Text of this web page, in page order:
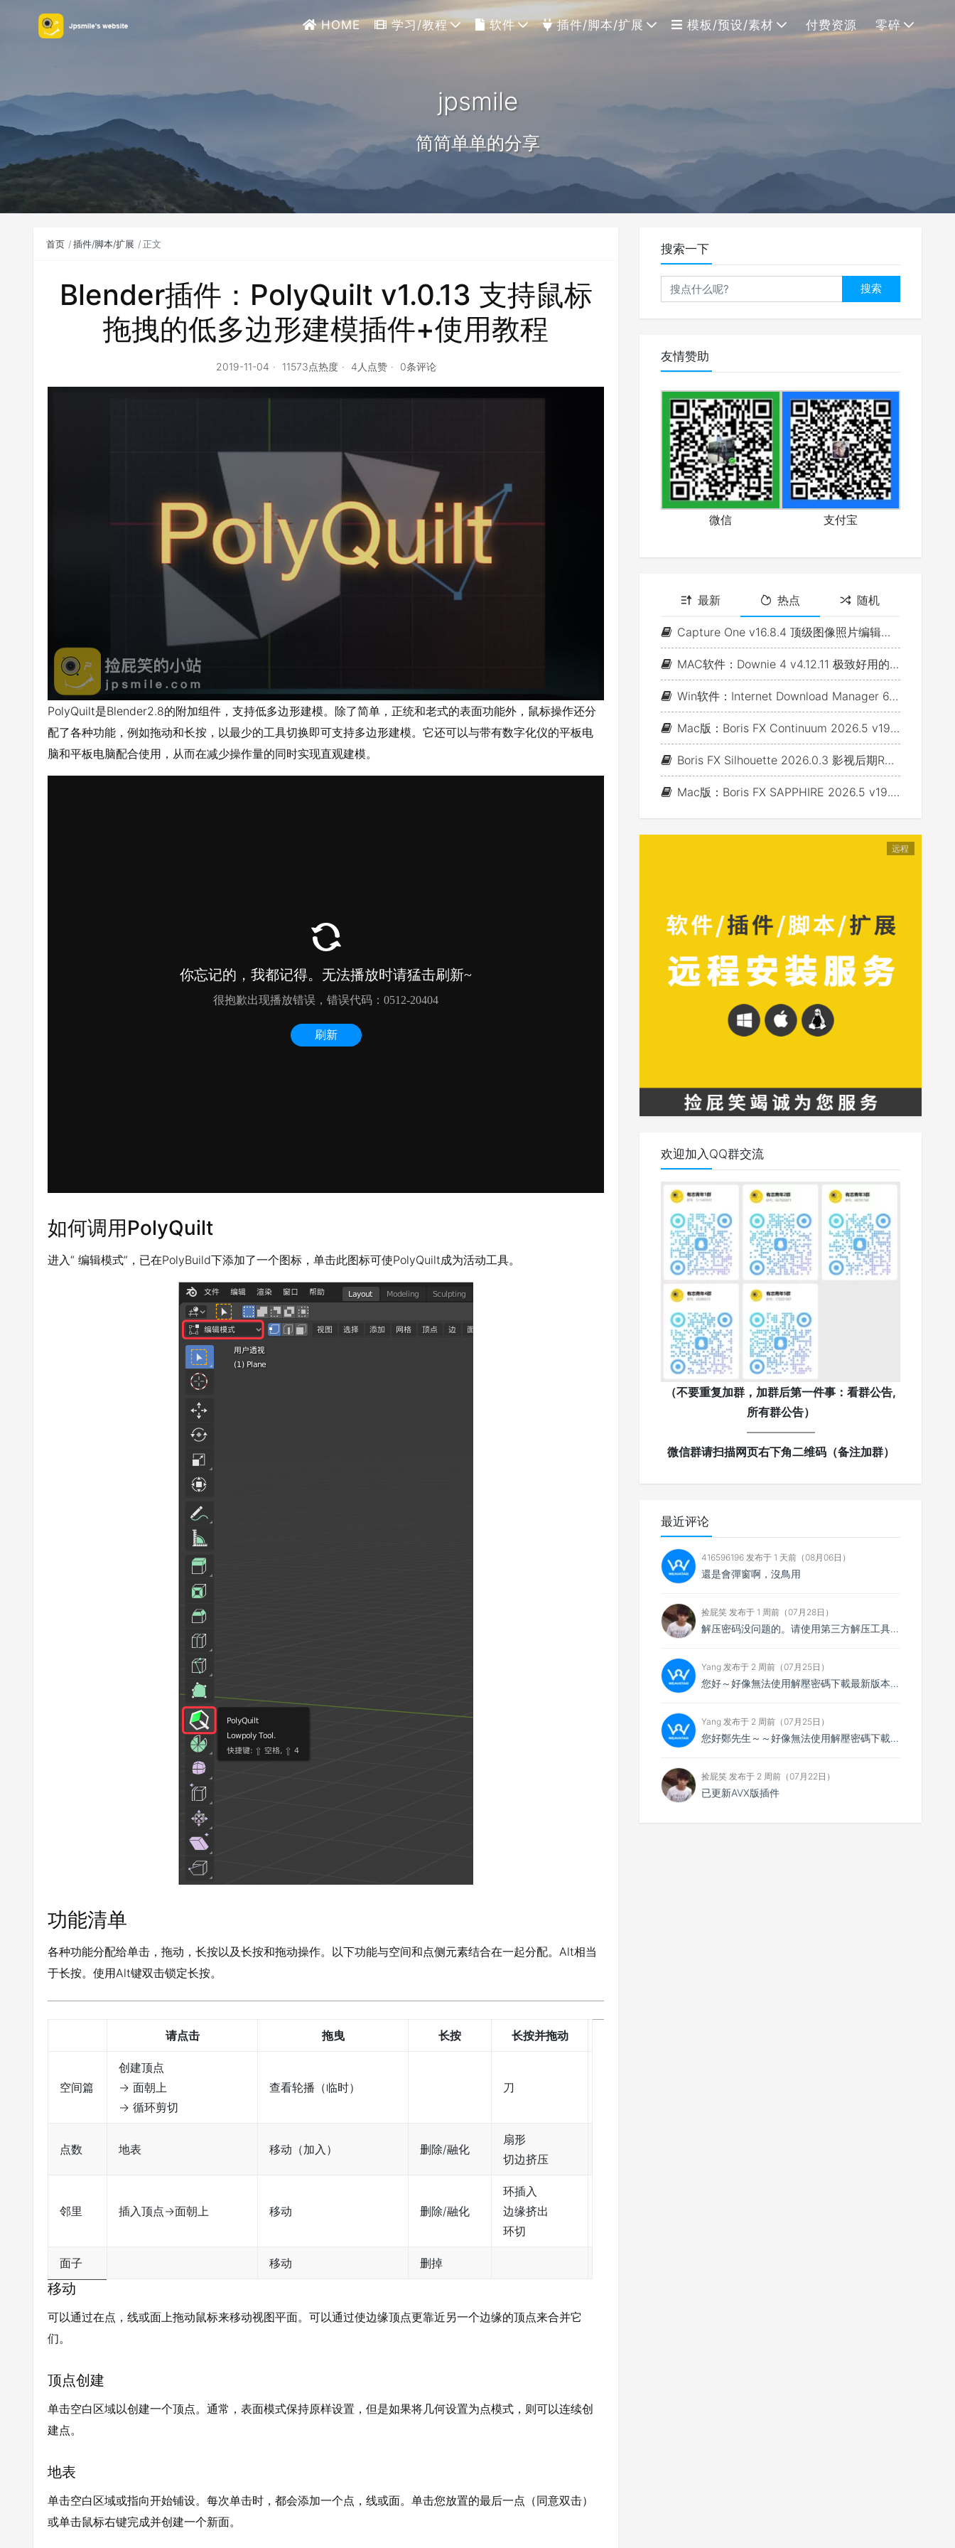
HOME 学习/教程 软件 插件/脚本/扩展 模板/预设/素材 付费资源 零碎
jpsmile
简简单单的分享
首页 插件/脚本/扩展 正文
Blender插件：PolyQuilt v1.0.13 支持鼠标
拖拽的低多边形建模插件+使用教程
2019-11-04 11573点热度 4人点赞 0条评论
PolyQuilt是Blender2.8的附加组件，支持低多边形建模。除了简单，正统和老式的表面功能外，鼠标操作还分
配了各种功能，例如拖动和长按，以最少的工具切换即可支持多边形建模。它还可以与带有数字化仪的平板电
脑和平板电脑配合使用，从而在减少操作量的同时实现直观建模。
如何调用PolyQuilt
进入“ 编辑模式”，已在PolyBuild下添加了一个图标，单击此图标可使PolyQuilt成为活动工具。
功能清单
各种功能分配给单击，拖动，长按以及长按和拖动操作。以下功能与空间和点侧元素结合在一起分配。Alt相当
于长按。使用Alt键双击锁定长按。
请点击 拖曳 长按 长按并拖动
空间篇
创建顶点
→ 面朝上
→ 循环剪切
查看轮播（临时） 刀
点数 地表 移动（加入） 删除/融化
扇形
切边挤压
邻里 插入顶点→面朝上 移动 删除/融化
环插入
边缘挤出
环切
面子 移动 删掉
移动
可以通过在点，线或面上拖动鼠标来移动视图平面。可以通过使边缘顶点更靠近另一个边缘的顶点来合并它
们。
顶点创建
单击空白区域以创建一个顶点。通常，表面模式保持原样设置，但是如果将几何设置为点模式，则可以连续创
建点。
地表
单击空白区域或指向开始铺设。每次单击时，都会添加一个点，线或面。单击您放置的最后一点（同意双击）
或单击鼠标右键完成并创建一个新面。
搜索一下
搜索
友情赞助
微信 支付宝
最新 热点 随机
Capture One v16.8.4 顶级图像照片编辑软件(Win&Mac)
MAC软件：Downie 4 v4.12.11 极致好用的视频下载利器
Win软件：Internet Download Manager 6.43 Build 7 - 网络资源下载神器IDM_支持下载各类网站视音频
Mac版：Boris FX Continuum 2026.5 v19.5.4_BCC视频特效及转场套装 For AE/PR/FCP/Motion/Avid/OFX(Fusion/ Resolve/Nukex等)
Boris FX Silhouette 2026.0.3 影视后期Roto抠像Paint视效合成软件+Adobe/OFX插件 (Win&Mac&Linux)
Mac版：Boris FX SAPPHIRE 2026.5 v19.5 蓝宝石视效插件_For AE/PR/Avid/OFX(Nuke/Resolve/Fusion等)
远程
欢迎加入QQ群交流
（不要重复加群，加群后第一件事：看群公告,
所有群公告）
——————
微信群请扫描网页右下角二维码（备注加群）
最近评论
416596196 发布于 1 天前（08月06日）
還是會彈窗啊，沒鳥用
捡屁笑 发布于 1 周前（07月28日）
解压密码没问题的。请使用第三方解压工具解压，比如7zip
Yang 发布于 2 周前（07月25日）
您好～好像無法使用解壓密碼下載最新版本，想請您看看
Yang 发布于 2 周前（07月25日）
您好鄭先生～～好像無法使用解壓密碼下載最新的4.0.4版本，不知能否請你協助排除障礙～
捡屁笑 发布于 2 周前（07月22日）
已更新AVX版插件